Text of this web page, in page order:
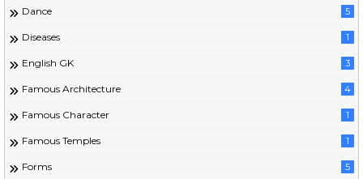
Dance 5
Diseases 1
English GK 3
Famous Architecture 4
Famous Character 1
Famous Temples 1
Forms 5